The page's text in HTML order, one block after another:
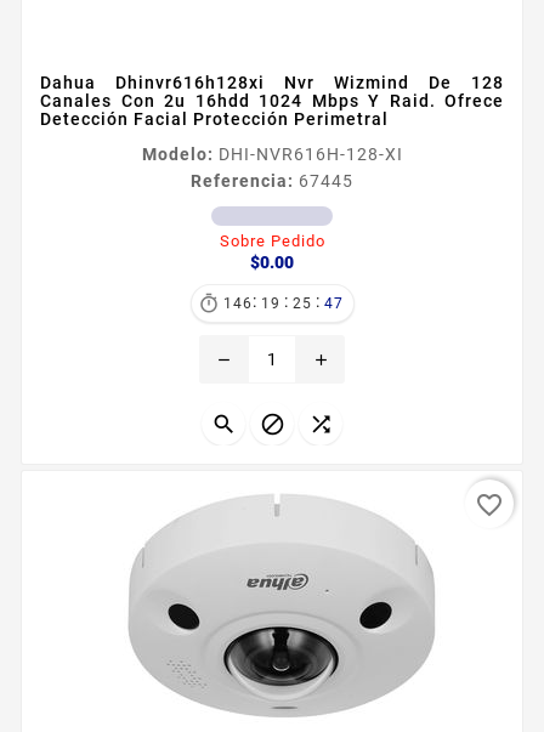
Dahua Dhinvr616h128xi Nvr Wizmind De 128
Canales Con 2u 16hdd 1024 Mbps Y Raid. Ofrece
Detección Facial Protección Perimetral
Modelo: DHI-NVR616H-128-XI
Referencia: 67445
Sobre Pedido
$0.00Precio
 146 : 19 : 25 : 46
remove add
  
favorite_border